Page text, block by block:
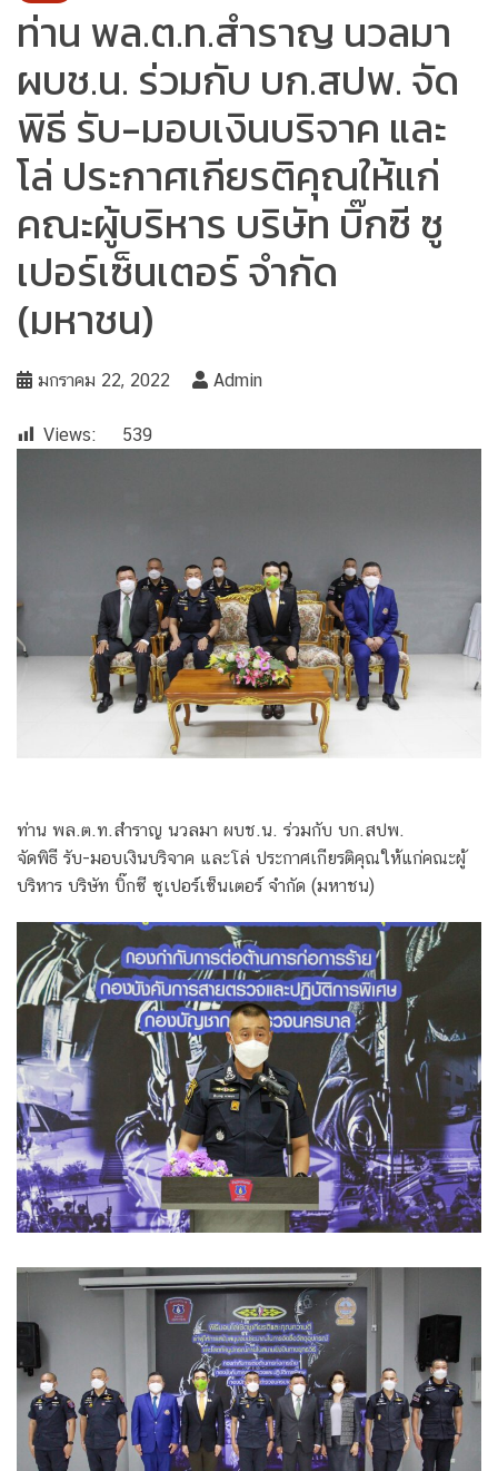
ท่าน พล.ต.ท.สำราญ นวลมา
ผบช.น. ร่วมกับ บก.สปพ. จัด
พิธี รับ-มอบเงินบริจาค และ
โล่ ประกาศเกียรติคุณให้แก่
คณะผู้บริหาร บริษัท บิ๊กซี ซู
เปอร์เซ็นเตอร์ จำกัด
(มหาชน)
มกราคม 22, 2022 Admin
Views: 539
ท่าน พล.ต.ท.สำราญ นวลมา ผบช.น. ร่วมกับ บก.สปพ.
จัดพิธี รับ-มอบเงินบริจาค และโล่ ประกาศเกียรติคุณให้แก่คณะผู้
บริหาร บริษัท บิ๊กซี ซูเปอร์เซ็นเตอร์ จำกัด (มหาชน)